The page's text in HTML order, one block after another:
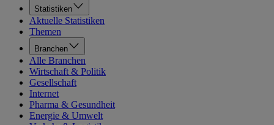
Statistiken
Aktuelle Statistiken
Themen
Branchen
Alle Branchen
Wirtschaft & Politik
Gesellschaft
Internet
Pharma & Gesundheit
Energie & Umwelt